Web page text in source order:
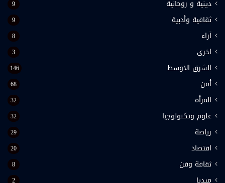
دينية و روحانية 9
ثقافية وأدبية 9
اَراء 8
اخرى 3
الشرق الاوسط 146
أمن 68
المرأة 32
علوم وتكنولوجيا 32
رياضة 29
اقتصاد 20
ثقافة وفن 8
ميديا 2